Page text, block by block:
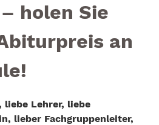
holen Sie
an
liebe Lehrer, liebe
lieber Fachgruppenleiter,